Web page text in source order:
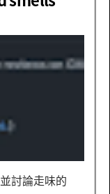
討論走味的